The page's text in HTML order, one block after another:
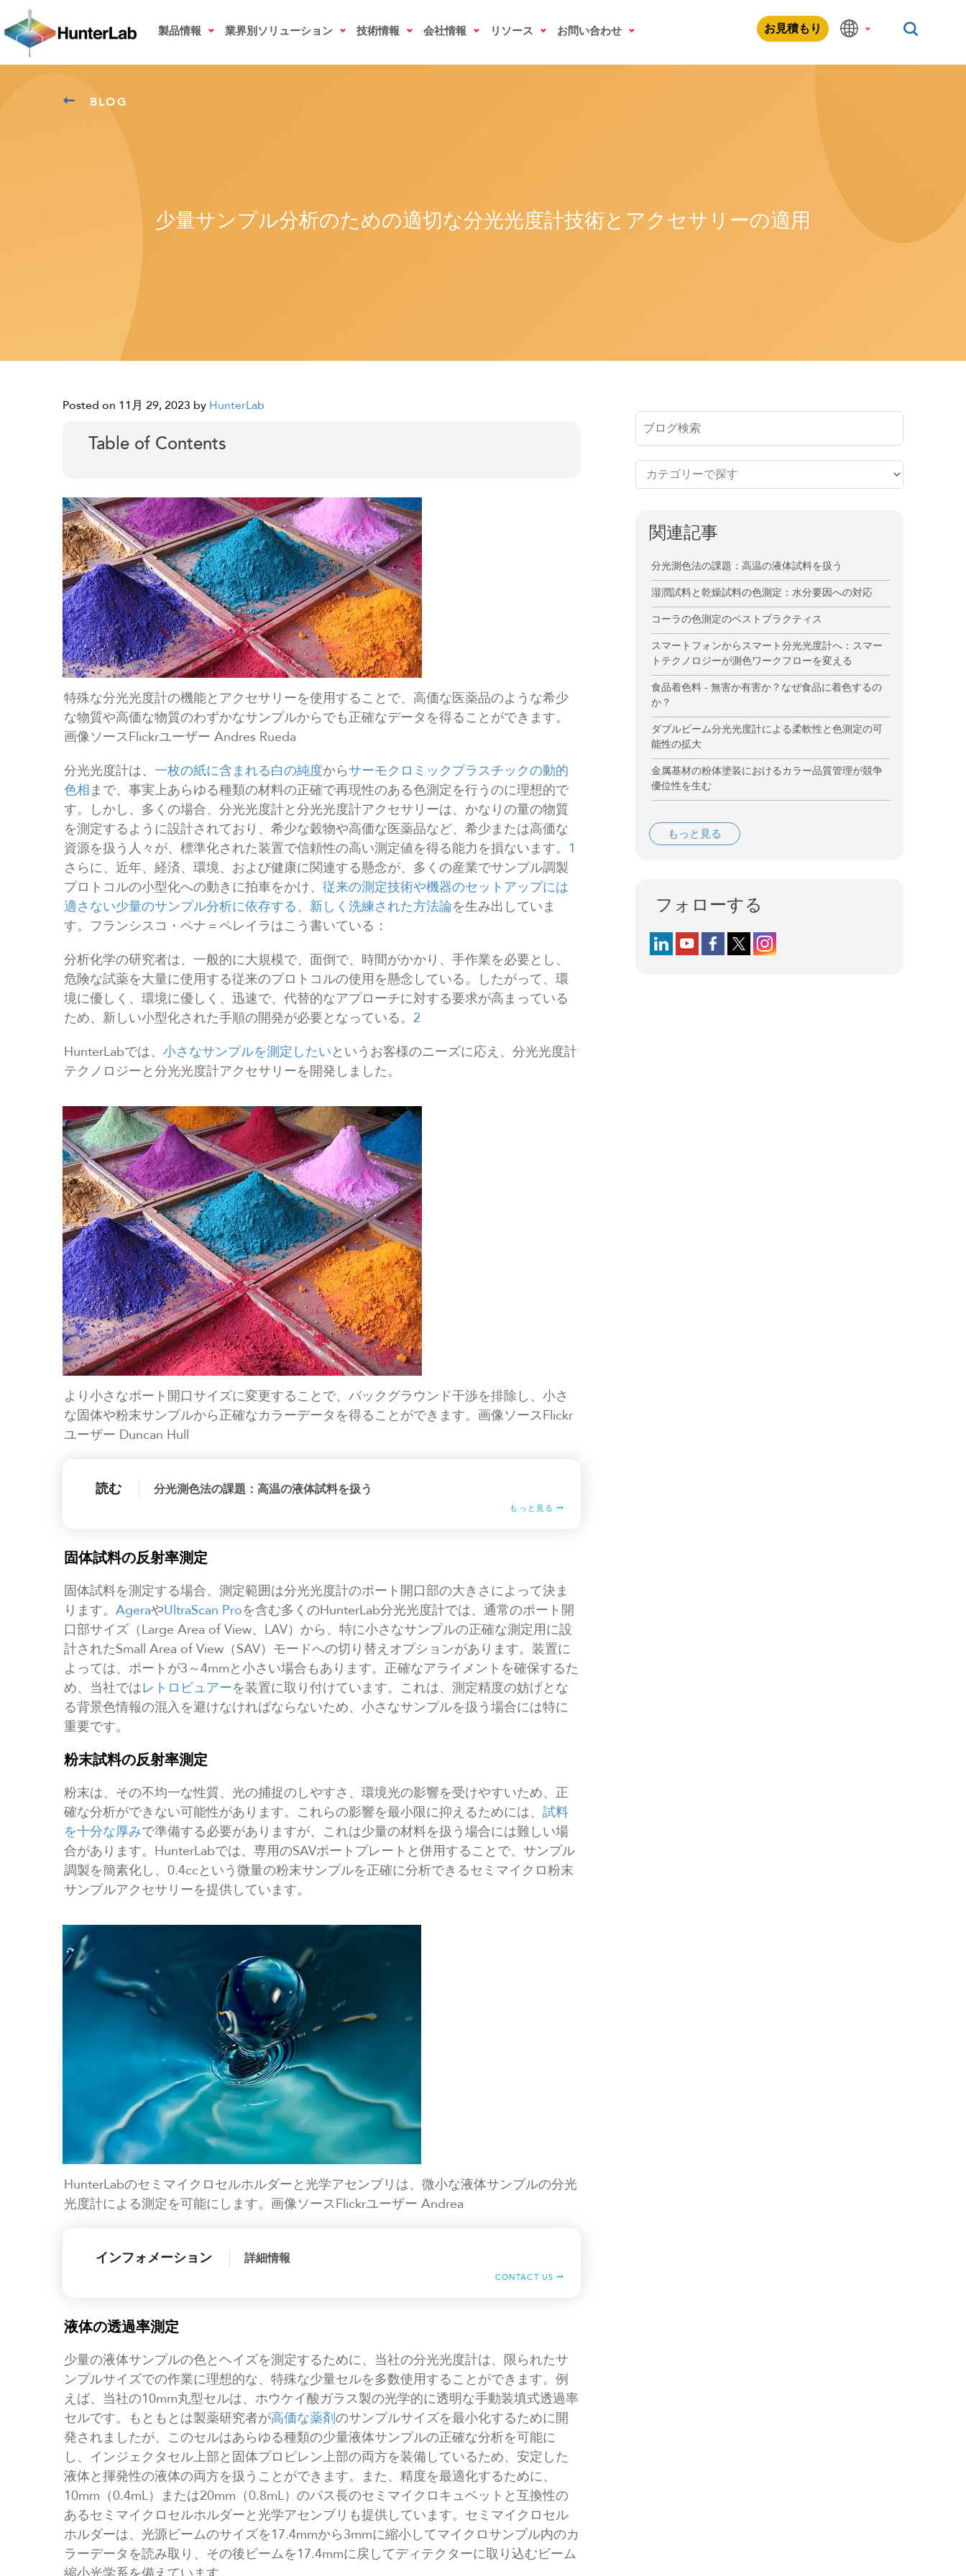
製品情報 業界別ソリューション 技術情報 会社情報 リソース お問い合わせ お見積もり
BLOG
少量サンプル分析のための適切な分光光度計技術とアクセサリーの適用
Posted on 11月 29, 2023 by HunterLab
Table of Contents
特殊な分光光度計の機能とアクセサリーを使用することで、高価な医薬品のような希少
な物質や高価な物質のわずかなサンプルからでも正確なデータを得ることができます。
画像ソースFlickrユーザー Andres Rueda
分光光度計は、 一枚の紙に含まれる白の純度からサーモクロミックプラスチックの動的
色相まで、事実上あらゆる種類の材料の正確で再現性のある色測定を行うのに理想的で
す。しかし、多くの場合、分光光度計と分光光度計アクセサリーは、かなりの量の物質
を測定するように設計されており、希少な穀物や高価な医薬品など、希少または高価な
資源を扱う人々が、標準化された装置で信頼性の高い測定値を得る能力を損ないます。 1
さらに、近年、経済、環境、および健康に関連する懸念が、多くの産業でサンプル調製
プロトコルの小型化への動きに拍車をかけ、 従来の測定技術や機器のセットアップには
適さない少量のサンプル分析に依存する、新しく洗練された方法論を生み出していま
す。フランシスコ・ペナ＝ペレイラはこう書いている：
分析化学の研究者は、一般的に大規模で、面倒で、時間がかかり、手作業を必要とし、
危険な試薬を大量に使用する従来のプロトコルの使用を懸念している。したがって、環
境に優しく、環境に優しく、迅速で、代替的なアプローチに対する要求が高まっている
ため、新しい小型化された手順の開発が必要となっている。 2
HunterLabでは、 小さなサンプルを測定したいというお客様のニーズに応え、分光光度計
テクノロジーと分光光度計アクセサリーを開発しました。
より小さなポート開口サイズに変更することで、バックグラウンド干渉を排除し、小さ
な固体や粉末サンプルから正確なカラーデータを得ることができます。画像ソースFlickr
ユーザー Duncan Hull
読む 分光測色法の課題：高温の液体試料を扱う
もっと見る
固体試料の反射率測定
固体試料を測定する場合、測定範囲は分光光度計のポート開口部の大きさによって決ま
ります。 AgeraやUltraScan Proを含む多くのHunterLab分光光度計では、通常のポート開
口部サイズ（Large Area of View、LAV）から、特に小さなサンプルの正確な測定用に設
計されたSmall Area of View（SAV）モードへの切り替えオプションがあります。装置に
よっては、ポートが3～4mmと小さい場合もあります。正確なアライメントを確保するた
め、当社ではレトロビュアーを装置に取り付けています。これは、測定精度の妨げとな
る背景色情報の混入を避けなければならないため、小さなサンプルを扱う場合には特に
重要です。
粉末試料の反射率測定
粉末は、その不均一な性質、光の捕捉のしやすさ、環境光の影響を受けやすいため、正
確な分析ができない可能性があります。これらの影響を最小限に抑えるためには、 試料
を十分な厚みで準備する必要がありますが、これは少量の材料を扱う場合には難しい場
合があります。HunterLabでは、専用のSAVポートプレートと併用することで、サンプル
調製を簡素化し、0.4ccという微量の粉末サンプルを正確に分析できるセミマイクロ粉末
サンプルアクセサリーを提供しています。
HunterLabのセミマイクロセルホルダーと光学アセンブリは、微小な液体サンプルの分光
光度計による測定を可能にします。画像ソースFlickrユーザー Andrea
インフォメーション 詳細情報
CONTACT US
液体の透過率測定
少量の液体サンプルの色とヘイズを測定するために、当社の分光光度計は、限られたサ
ンプルサイズでの作業に理想的な、特殊な少量セルを多数使用することができます。例
えば、当社の10mm丸型セルは、ホウケイ酸ガラス製の光学的に透明な手動装填式透過率
セルです。もともとは製薬研究者が高価な薬剤のサンプルサイズを最小化するために開
発されましたが、このセルはあらゆる種類の少量液体サンプルの正確な分析を可能に
し、インジェクタセル上部と固体プロピレン上部の両方を装備しているため、安定した
液体と揮発性の液体の両方を扱うことができます。また、精度を最適化するために、
10mm（0.4mL）または20mm（0.8mL）のパス長のセミマイクロキュベットと互換性の
あるセミマイクロセルホルダーと光学アセンブリも提供しています。セミマイクロセル
ホルダーは、光源ビームのサイズを17.4mmから3mmに縮小してマイクロサンプル内のカ
ラーデータを読み取り、その後ビームを17.4mmに戻してディテクターに取り込むビーム
関連記事
分光測色法の課題：高温の液体試料を扱う
湿潤試料と乾燥試料の色測定：水分要因への対応
コーラの色測定のベストプラクティス
スマートフォンからスマート分光光度計へ：スマー
トテクノロジーが測色ワークフローを変える
食品着色料 - 無害か有害か？なぜ食品に着色するの
か？
ダブルビーム分光光度計による柔軟性と色測定の可
能性の拡大
金属基材の粉体塗装におけるカラー品質管理が競争
優位性を生む
もっと見る
フォローする
Follow us on LinkedIn
Follow us on YouTube
Follow us on Facebook
Follow us on X (formerly Twitter)
Follow us on Instagram